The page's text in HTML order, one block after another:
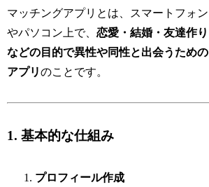
マッチングアプリとは、スマートフォン
やパソコン上で、恋愛・結婚・友達作り
などの目的で異性や同性と出会うための
アプリのことです。
1. 基本的な仕組み
プロフィール作成